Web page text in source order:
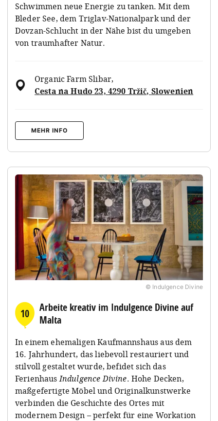
Schwimmen neue Energie zu tanken. Mit dem
Bleder See, dem Triglav-Nationalpark und der
Dovzan-Schlucht in der Nähe bist du umgeben
von traumhafter Natur.
Organic Farm Slibar,
Cesta na Hudo 23, 4290 Tržič, Slowenien
MEHR INFO
© Indulgence Divine
10
Arbeite kreativ im Indulgence Divine auf
Malta
In einem ehemaligen Kaufmannshaus aus dem
16. Jahrhundert, das liebevoll restauriert und
stilvoll gestaltet wurde, befidet sich das
FerienhausIndulgence Divine. Hohe Decken,
maßgefertigte Möbel und Originalkunstwerke
verbinden die Geschichte des Ortes mit
modernem Design – perfekt für eine Workation